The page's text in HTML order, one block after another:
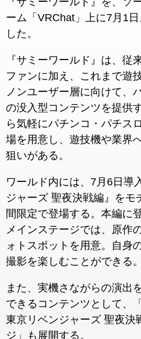
ーム「VRChat」上に7月1
した。
『サミーワールド』は、従
ファンに加え、これまで遊
ノンユーザー層に向けて、
の没入型コンテンツを提供
ら気軽にパチンコ・パチス
場を用意し、遊技機や業界
狙いがある。
ワールド内には、7月6日導
ジャーズ 聖夜決戦編』をモ
間限定で登場する。本編に
メインステージでは、原作
ォトスポットを用意。自身
撮影を楽しむことができる。
また、実機さながらの演出
できるコンテンツとして、
東京リベンジャーズ 聖夜決
ジ」も展開する。